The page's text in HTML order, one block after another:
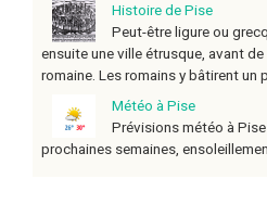
Histoire de Pise
Peut-être ligure ou
ensuite une ville étrusque, avant
romaine. Les romains y bâtirent un
Météo à Pise
Prévisions météo à
prochaines semaines,